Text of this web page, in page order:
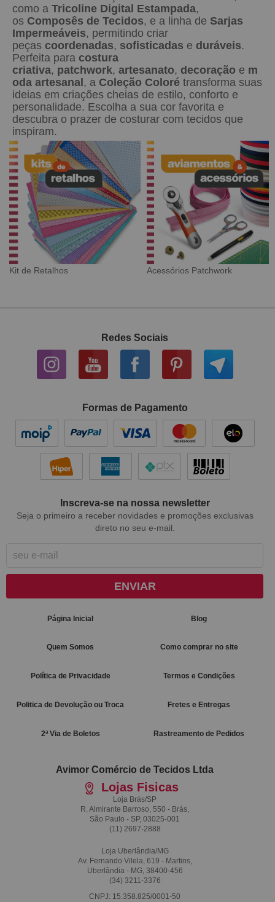
como a Tricoline Digital Estampada,
os Composês de Tecidos, e a linha de Sarjas
Impermeáveis, permitindo criar
peças coordenadas, sofisticadas e duráveis.
Perfeita para costura
criativa, patchwork, artesanato, decoração e m
oda artesanal, a Coleção Coloré transforma suas
ideias em criações cheias de estilo, conforto e
personalidade. Escolha a sua cor favorita e
descubra o prazer de costurar com tecidos que
inspiram.
Tecido Digital Sarja Impermeável
Redes Sociais
Formas de Pagamento
Inscreva-se na nossa newsletter
Seja o primeiro a receber novidades e promoções exclusivas
direto no seu e-mail.
ENVIAR
Página Inicial Blog
Quem Somos Como comprar no site
Política de Privacidade Termos e Condições
Politica de Devolução ou Troca Fretes e Entregas
2ª Via de Boletos Rastreamento de Pedidos
Avimor Comércio de Tecidos Ltda
Lojas Fisicas
Loja Brás/SP
R. Almirante Barroso, 550 - Brás,
São Paulo - SP, 03025-001
(11) 2697-2888
Loja Uberlândia/MG
Av. Fernando Vilela, 619 - Martins,
Uberlândia - MG, 38400-456
(34) 3211-3376
CNPJ: 15.358.825/0001-50